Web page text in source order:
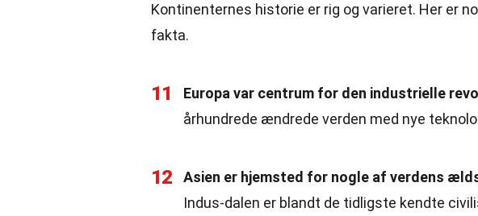
Kontinenternes historie er rig og varieret. Her er
fakta.
11 Europa var centrum for den industrielle
århundrede ændrede verden med nye
12 Asien er hjemsted for nogle af verdens
Indus-dalen er blandt de tidligste kendte